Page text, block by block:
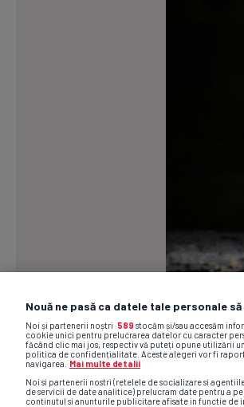
Nouă ne pasă ca datele tale personale
Noi și partenerii noștri 589 stocăm și/sau accesăm
cookie unici pentru prelucrarea datelor cu caracter
făcând clic mai jos, respectiv vă puteți opune utilizării
politica de confidențialitate. Aceste alegeri vor fi
navigarea.
Mai multe detalii
Noi si partenerii nostri (retelele de socializare si
de servicii de date analitice) prelucram date pentru a
continutul si anunturile publicitare afisate in functie de